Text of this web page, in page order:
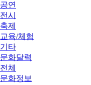
공연
전시
축제
교육/체험
기타
문화달력
전체
문화정보